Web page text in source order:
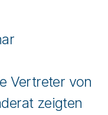
Vertreter von
zeigten